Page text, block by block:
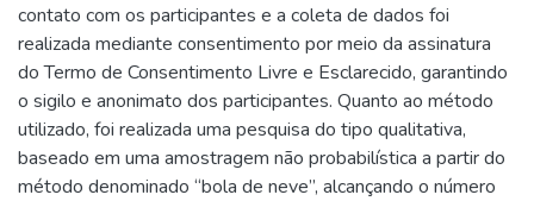
contato com os participantes e a coleta de dados foi
realizada mediante consentimento por meio da assinatura
do Termo de Consentimento Livre e Esclarecido, garantindo
o sigilo e anonimato dos participantes. Quanto ao método
utilizado, foi realizada uma pesquisa do tipo qualitativa,
baseado em uma amostragem não probabilística a partir do
método denominado “bola de neve”, alcançando o número